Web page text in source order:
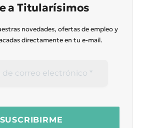
a Titularísimos
novedades, ofertas de empleo y
directamente en tu e-mail.